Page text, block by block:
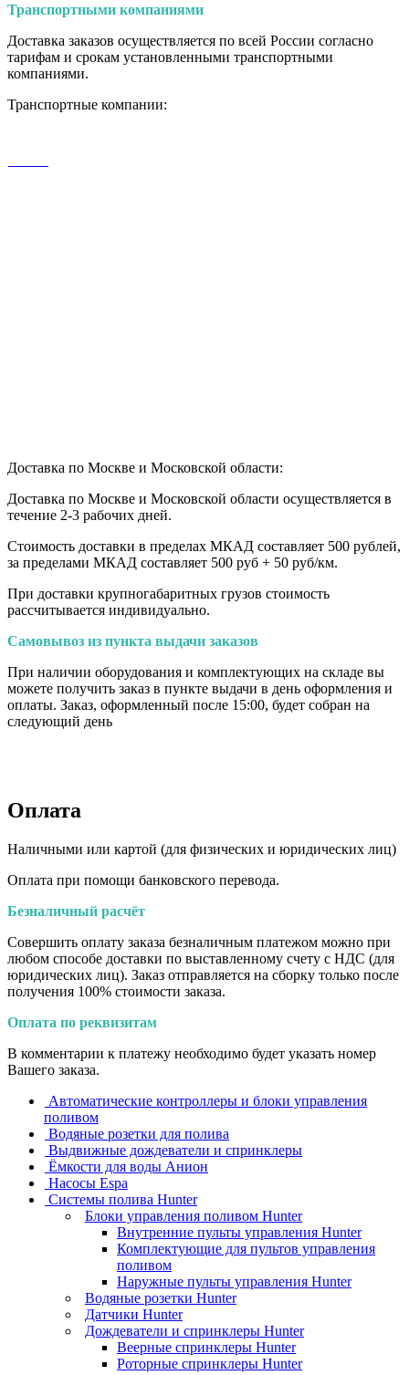
Транспортными компаниями
Доставка заказов осуществляется по всей России согласно
тарифам и срокам установленными транспортными
компаниями.
Транспортные компании:
Доставка по Москве и Московской области:
Доставка по Москве и Московской области осуществляется в
течение 2-3 рабочих дней.
Стоимость доставки в пределах МКАД составляет 500 рублей,
за пределами МКАД составляет 500 руб + 50 руб/км.
При доставки крупногабаритных грузов стоимость
рассчитывается индивидуально.
Самовывоз из пункта выдачи заказов
При наличии оборудования и комплектующих на складе вы
можете получить заказ в пункте выдачи в день оформления и
оплаты. Заказ, оформленный после 15:00, будет собран на
следующий день
Оплата
Наличными или картой (для физических и юридических лиц)
Оплата при помощи банковского перевода.
Безналичный расчёт
Совершить оплату заказа безналичным платежом можно при
любом способе доставки по выставленному счету с НДС (для
юридических лиц). Заказ отправляется на сборку только после
получения 100% стоимости заказа.
Оплата по реквизитам
В комментарии к платежу необходимо будет указать номер
Вашего заказа.
Автоматические контроллеры и блоки управления
поливом
Водяные розетки для полива
Выдвижные дождеватели и спринклеры
Ёмкости для воды Анион
Насосы Espa
Системы полива Hunter
Блоки управления поливом Hunter
Внутренние пульты управления Hunter
Комплектующие для пультов управления
поливом
Наружные пульты управления Hunter
Водяные розетки Hunter
Датчики Hunter
Дождеватели и спринклеры Hunter
Веерные спринклеры Hunter
Роторные спринклеры Hunter